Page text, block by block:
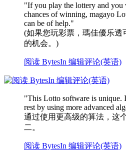
"If you play the lottery and you
chances of winning, magayo
can be of help."
(如果您玩彩票，瑪佳優乐透
的机会。)
阅读 BytesIn 编辑评论(英语)
"This Lotto software is unique.
rest by using more advanced
通过使用更高级的算法，这
二。
阅读 BytesIn 编辑评论(英语)